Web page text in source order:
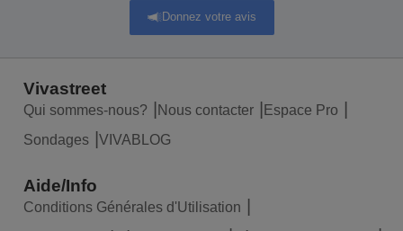
Donnez votre avis
Vivastreet
Qui sommes-nous? Nous contacter
Espace Pro
Sondages
VIVABLOG
Aide/Info
Conditions Générales d'Utilisation